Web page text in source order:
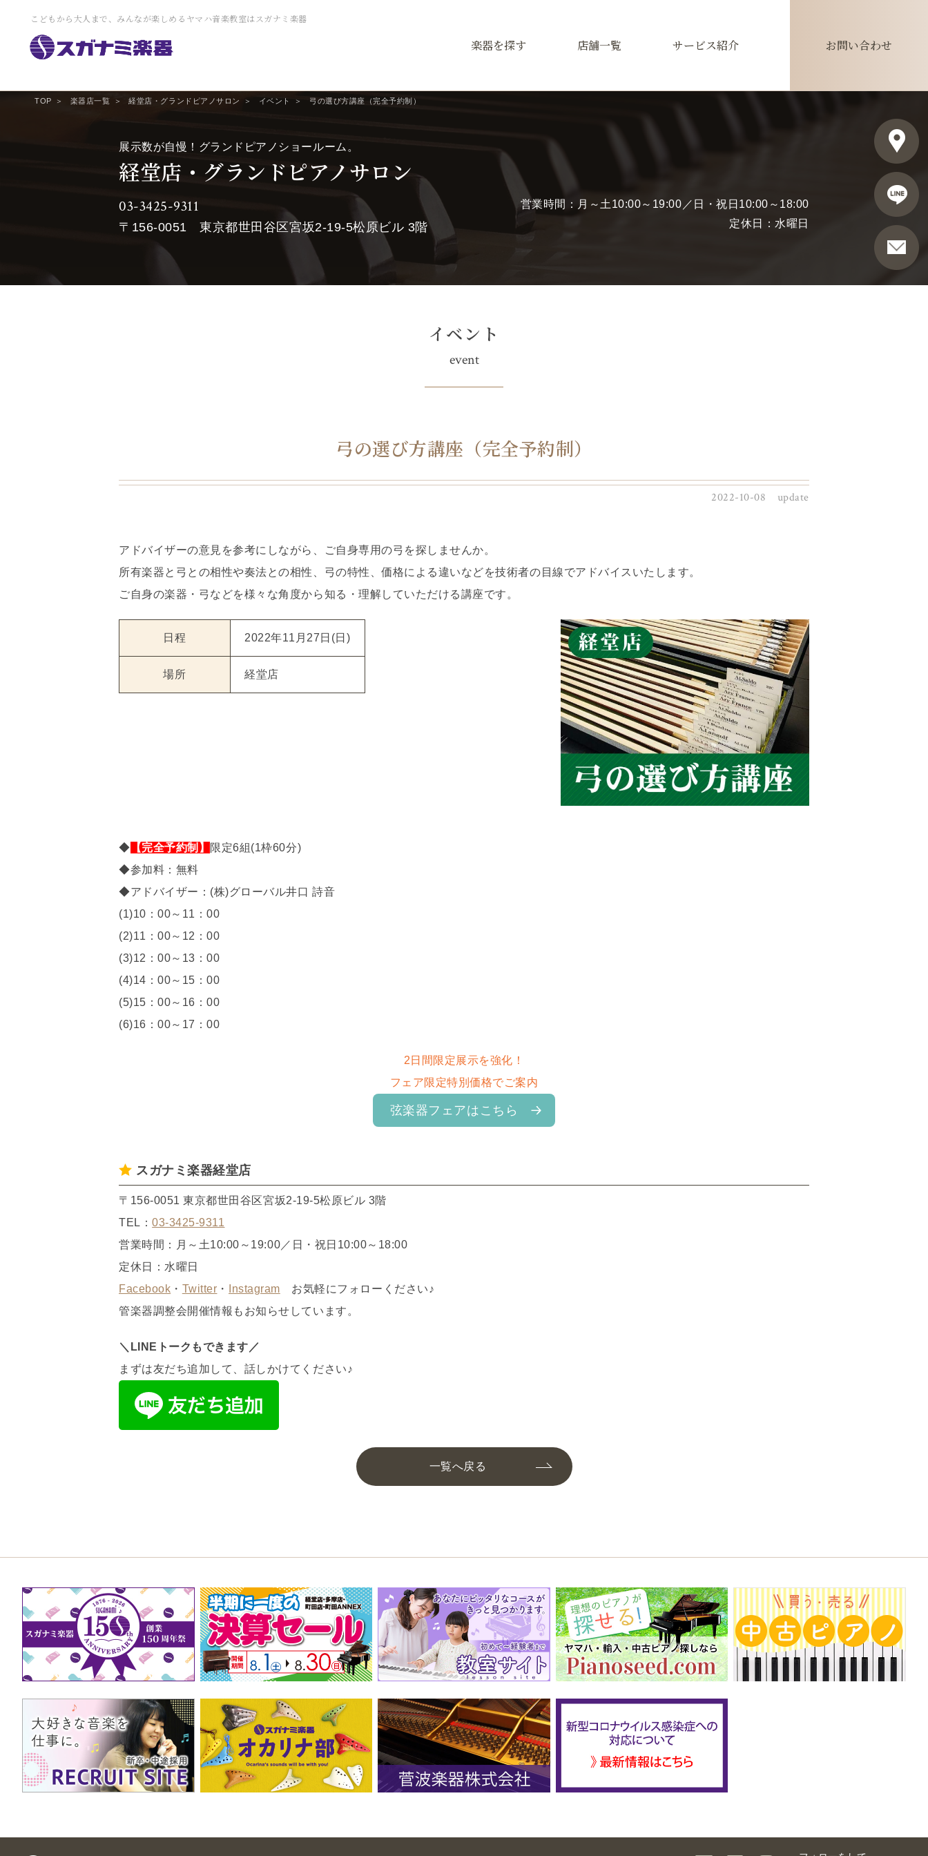
こどもから大人まで、みんなが楽しめるヤマハ音楽教室はスガナミ楽器
楽器を探す 店舗一覧 サービス紹介 お問い合わせ
TOP 楽器店一覧 経堂店・グランドピアノサロン イベント 弓の選び方講座（完全予約制）
展示数が自慢！グランドピアノショールーム。
経堂店・グランドピアノサロン
03-3425-9311
〒156-0051東京都世田谷区宮坂2-19-5松原ビル 3階
営業時間：月～土10:00～19:00／日・祝日10:00～18:00
定休日：水曜日
イベント
event
弓の選び方講座（完全予約制）
2022-10-08 update
アドバイザーの意見を参考にしながら、ご自身専用の弓を探しませんか。
所有楽器と弓との相性や奏法との相性、弓の特性、価格による違いなどを技術者の目線でアドバイスいたします。
ご自身の楽器・弓などを様々な角度から知る・理解していただける講座です。
日程 2022年11月27日(日)
場所 経堂店
◆ 【完全予約制】
限定6組(1枠60分)
◆参加料：無料
◆アドバイザー：(株)グローバル井口 詩音
(1)10：00～11：00
(2)11：00～12：00
(3)12：00～13：00
(4)14：00～15：00
(5)15：00～16：00
(6)16：00～17：00
2日間限定展示を強化！
フェア限定特別価格でご案内
弦楽器フェアはこちら
スガナミ楽器経堂店
〒156-0051 東京都世田谷区宮坂2-19-5松原ビル 3階
TEL：03-3425-9311
営業時間：月～土10:00～19:00／日・祝日10:00～18:00
定休日：水曜日
Facebook ・ Twitter ・ Instagram お気軽にフォローください♪
管楽器調整会開催情報もお知らせしています。
＼LINEトークもできます／
まずは友だち追加して、話しかけてください♪
一覧へ戻る